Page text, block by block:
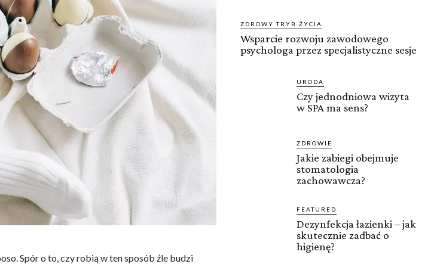
Spór o to, czy robią w ten sposób źle budzi
ZDROWY TRYB ŻYCIA
Wsparcie rozwoju zawodowego
psychologa przez specjalistyczne sesje
URODA
Czy jednodniowa wizyta
w SPA ma sens?
ZDROWIE
Jakie zabiegi obejmuje
stomatologia
zachowawcza?
FEATURED
Dezynfekcja łazienki – jak
skutecznie zadbać o
higienę?